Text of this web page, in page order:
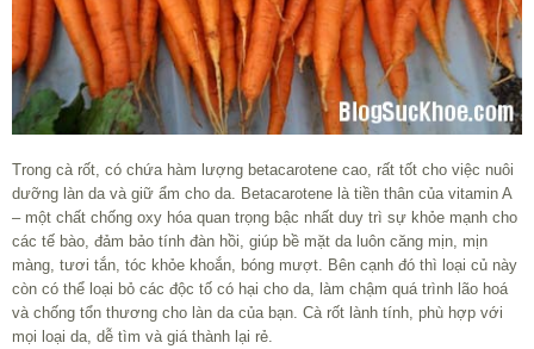
Trong cà rốt, có chứa hàm lượng betacarotene cao, rất tốt cho việc nuôi
dưỡng làn da và giữ ẩm cho da. Betacarotene là tiền thân của vitamin A
– một chất chống oxy hóa quan trọng bậc nhất duy trì sự khỏe mạnh cho
các tế bào, đảm bảo tính đàn hồi, giúp bề mặt da luôn căng mịn, mịn
màng, tươi tắn, tóc khỏe khoắn, bóng mượt. Bên cạnh đó thì loại củ này
còn có thể loại bỏ các độc tố có hại cho da, làm chậm quá trình lão hoá
và chống tổn thương cho làn da của bạn. Cà rốt lành tính, phù hợp với
mọi loại da, dễ tìm và giá thành lại rẻ.